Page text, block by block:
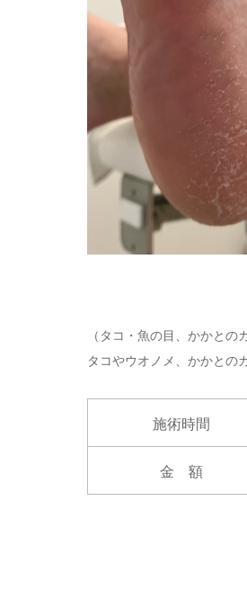
（タコ・魚の目、かかとの
タコやウオノメ、かかとの
施術時間
金 額